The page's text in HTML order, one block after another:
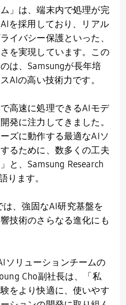
」は、端末内で処理が完
AIを採用しており、リアル
イバシー保護といった、
を実現しています。この
は、 Samsungが長年培
AIの高い技術力です。
高速に処理できるAIモデ
発に注力してきました。
ズに動作する最適なAIソ
るために、数多くの工夫
と、 Samsung Research
ります。
は、強固なAI研究基盤を
技術のさらなる進化にも
ソリューションチームの
Cho副社長は、「私
をより快適に、使いやす